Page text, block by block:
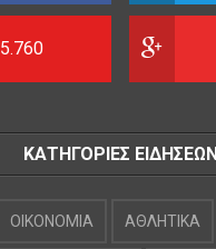
5.760
ΚΑΤΗΓΟΡΙΕΣ ΕΙΔΗΣΕΩΝ
OIKONOMIA ΑΘΛΗΤΙΚΑ